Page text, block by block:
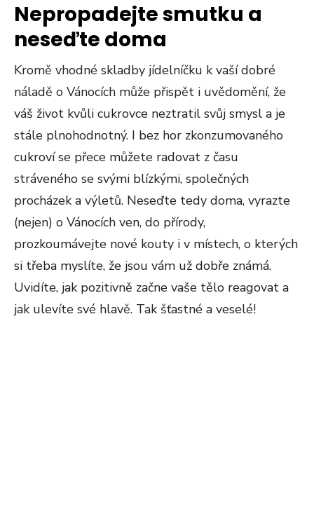
Nepropadejte smutku a
neseďte doma
Kromě vhodné skladby jídelníčku k vaší dobré
náladě o Vánocích může přispět i uvědomění, že
váš život kvůli cukrovce neztratil svůj smysl a je
stále plnohodnotný. I bez hor zkonzumovaného
cukroví se přece můžete radovat z času
stráveného se svými blízkými, společných
procházek a výletů. Neseďte tedy doma, vyrazte
(nejen) o Vánocích ven, do přírody,
prozkoumávejte nové kouty i v místech, o kterých
si třeba myslíte, že jsou vám už dobře známá.
Uvidíte, jak pozitivně začne vaše tělo reagovat a
jak ulevíte své hlavě. Tak šťastné a veselé!